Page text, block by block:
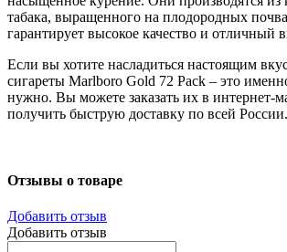
табака, выращенного на плодородных
гарантирует высокое качество и отличный
Если вы хотите насладиться настоящим
сигареты Marlboro Gold 72 Pack – это
нужно. Вы можете заказать их в интернет-
получить быструю доставку по всей России.
Отзывы о товаре
Добавить отзыв
Добавить отзыв